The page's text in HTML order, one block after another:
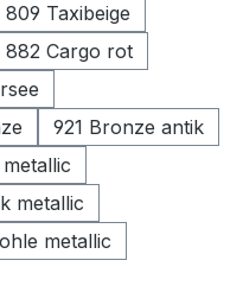
809 Taxibeige
882 Cargo rot
921 Bronze antik
metallic
metallic